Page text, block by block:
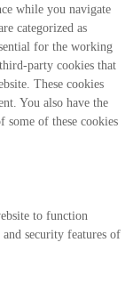
while you navigate
categorized as
for the working
party cookies that
These cookies
You also have the
of these cookies
to function
security features of